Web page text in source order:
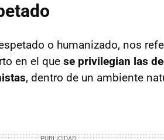
o humanizado, nos
en el que se privilegian las
, dentro de un ambiente